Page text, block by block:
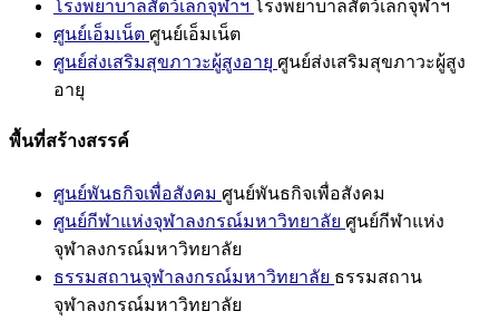
โรงพยาบาลสัตว์เล็กจุฬาฯ โรงพยาบาลสัตว์เล็กจุฬาฯ
ศูนย์เอ็มเน็ต ศูนย์เอ็มเน็ต
ศูนย์ส่งเสริมสุขภาวะผู้สูงอายุ ศูนย์ส่งเสริมสุขภาวะผู้สูง
อายุ
พื้นที่สร้างสรรค์
ศูนย์พันธกิจเพื่อสังคม ศูนย์พันธกิจเพื่อสังคม
ศูนย์กีฬาแห่งจุฬาลงกรณ์มหาวิทยาลัย ศูนย์กีฬาแห่ง
จุฬาลงกรณ์มหาวิทยาลัย
ธรรมสถานจุฬาลงกรณ์มหาวิทยาลัย ธรรมสถาน
จุฬาลงกรณ์มหาวิทยาลัย